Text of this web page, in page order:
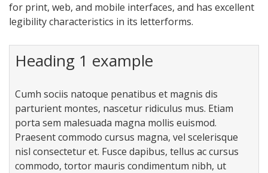
for print, web, and mobile interfaces, and has excellent
legibility characteristics in its letterforms.
Heading 1 example
Cumh sociis natoque penatibus et magnis dis
parturient montes, nascetur ridiculus mus. Etiam
porta sem malesuada magna mollis euismod.
Praesent commodo cursus magna, vel scelerisque
nisl consectetur et. Fusce dapibus, tellus ac cursus
commodo, tortor mauris condimentum nibh, ut